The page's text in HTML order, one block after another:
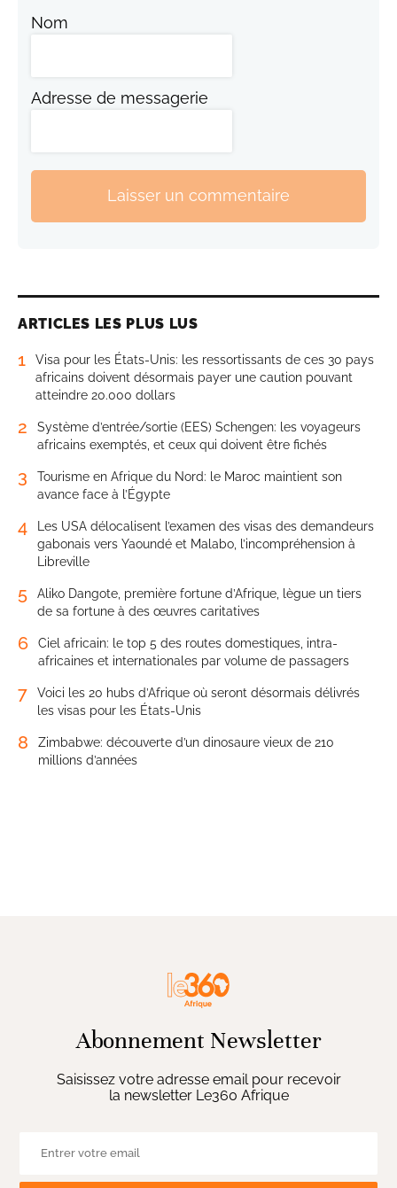
Nom
Adresse de messagerie
Laisser un commentaire
ARTICLES LES PLUS LUS
1
Visa pour les États-Unis: les ressortissants de ces 30 pays
africains doivent désormais payer une caution pouvant
atteindre 20.000 dollars
2
Système d’entrée/sortie (EES) Schengen: les voyageurs
africains exemptés, et ceux qui doivent être fichés
3
Tourisme en Afrique du Nord: le Maroc maintient son
avance face à l’Égypte
4
Les USA délocalisent l’examen des visas des demandeurs
gabonais vers Yaoundé et Malabo, l’incompréhension à
Libreville
5
Aliko Dangote, première fortune d’Afrique, lègue un tiers
de sa fortune à des œuvres caritatives
6
Ciel africain: le top 5 des routes domestiques, intra-
africaines et internationales par volume de passagers
7
Voici les 20 hubs d’Afrique où seront désormais délivrés
les visas pour les États-Unis
8
Zimbabwe: découverte d’un dinosaure vieux de 210
millions d’années
Abonnement Newsletter
Saisissez votre adresse email pour recevoir
la newsletter Le360 Afrique